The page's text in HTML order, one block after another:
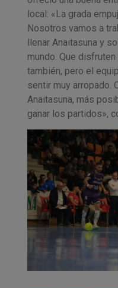
local: «La grada
Nosotros vamos a
llenar Anaitasuna y
mundo. Que
también, pero el
sentir muy arropado.
Anaitasuna, más
ganar los partidos»,